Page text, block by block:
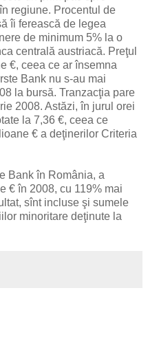
regiune. Procentul de
îi ferească de legea
de minimum 5% la o
centrală austriacă. Preţul
€, ceea ce ar însemna
Bank nu s-au mai
la bursă. Tranzacţia pare
2008. Astăzi, în jurul orei
la 7,36 €, ceea ce
€ a deţinerilor Criteria
Bank în România, a
€ în 2008, cu 119% mai
sînt incluse şi sumele
minoritare deţinute la